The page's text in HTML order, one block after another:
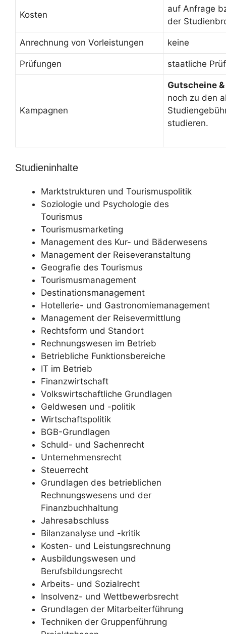
Kosten
auf Anfrage
der
Anrechnung von Vorleistungen keine
Prüfungen staatliche
Kampagnen
Gutscheine
noch zu den
studieren.
Studieninhalte
Marktstrukturen und Tourismuspolitik
Soziologie und Psychologie des
Tourismus
Tourismusmarketing
Management des Kur- und Bäderwesens
Management der Reiseveranstaltung
Geografie des Tourismus
Tourismusmanagement
Destinationsmanagement
Hotellerie- und Gastronomiemanagement
Management der Reisevermittlung
Rechtsform und Standort
Rechnungswesen im Betrieb
Betriebliche Funktionsbereiche
IT im Betrieb
Finanzwirtschaft
Volkswirtschaftliche Grundlagen
Geldwesen und -politik
Wirtschaftspolitik
BGB-Grundlagen
Schuld- und Sachenrecht
Unternehmensrecht
Steuerrecht
Grundlagen des betrieblichen
Rechnungswesens und der
Finanzbuchhaltung
Jahresabschluss
Bilanzanalyse und -kritik
Kosten- und Leistungsrechnung
Ausbildungswesen und
Berufsbildungsrecht
Arbeits- und Sozialrecht
Insolvenz- und Wettbewerbsrecht
Grundlagen der Mitarbeiterführung
Techniken der Gruppenführung